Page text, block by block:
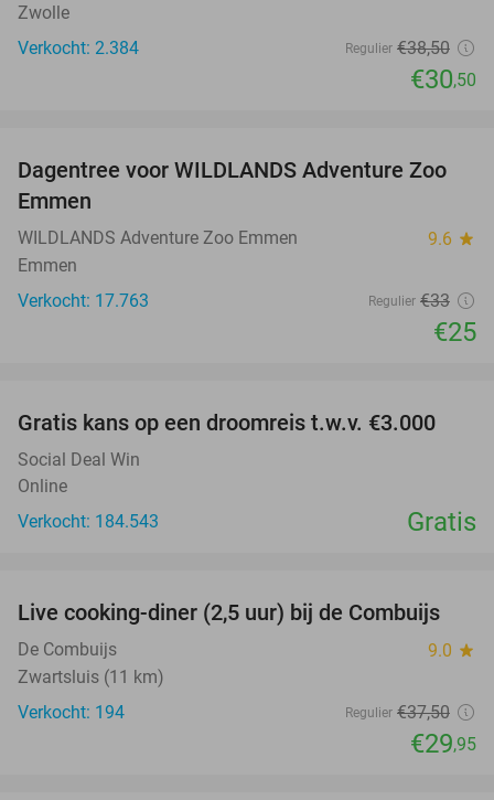
Zwolle
Verkocht: 2.384
Regulier €38,50
€30,50
24%
Dagentree voor WILDLANDS Adventure Zoo
Emmen
WILDLANDS Adventure Zoo Emmen 9.6 star
Emmen
Verkocht: 17.763
Regulier €33
€25
Gratis kans op een droomreis t.w.v. €3.000
Social Deal Win
Online
Verkocht: 184.543
Gratis
20%
Live cooking-diner (2,5 uur) bij de Combuijs
De Combuijs 9.0 star
Zwartsluis (11 km)
Verkocht: 194
Regulier €37,50
€29,95